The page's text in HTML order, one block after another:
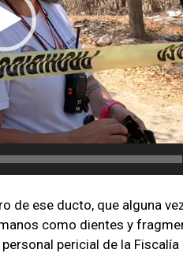
de ese ducto, que alguna
como dientes y
pericial de la Fiscalía